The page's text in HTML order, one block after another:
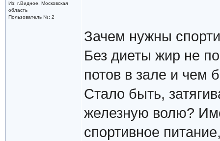
Из: г.Видное, Московская
область
Пользователь №: 2
Зачем нужны
Без диеты жир не
потов в зале и чем
Стало быть,
железную волю?
спортивное